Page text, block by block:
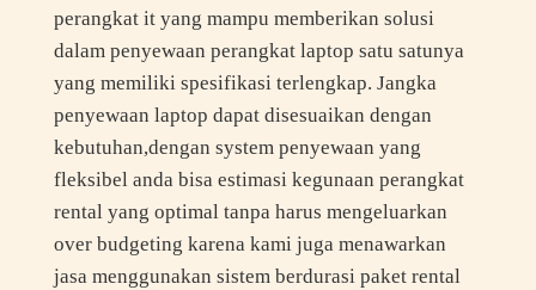
perangkat it yang mampu memberikan solusi
dalam penyewaan perangkat laptop satu satunya
yang memiliki spesifikasi terlengkap. Jangka
penyewaan laptop dapat disesuaikan dengan
kebutuhan,dengan system penyewaan yang
fleksibel anda bisa estimasi kegunaan perangkat
rental yang optimal tanpa harus mengeluarkan
over budgeting karena kami juga menawarkan
jasa menggunakan sistem berdurasi paket rental